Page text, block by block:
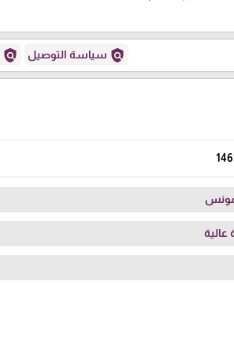
policy سياسة التوصيل policy